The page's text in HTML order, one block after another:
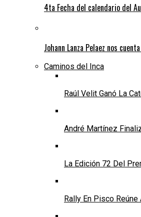
4ta Fecha del calendario del
Johann Lanza Pelaez nos
Caminos del Inca
Raúl Velit Ganó La
André Martínez
La Edición 72 Del
Rally En Pisco